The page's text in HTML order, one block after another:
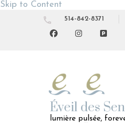
Skip to Content
514-842-8371
Éveil des
lumière pulsée,